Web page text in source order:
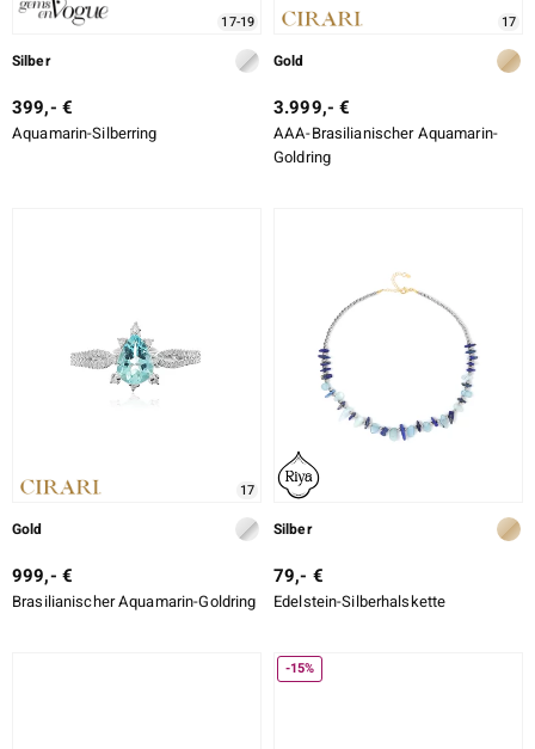
17-19
Silber
399,- €
Aquamarin-Silberring
17
Gold
3.999,- €
AAA-Brasilianischer Aquamarin-
Goldring
17
Gold
999,- €
Brasilianischer Aquamarin-Goldring
Silber
79,- €
Edelstein-Silberhalskette
-15%